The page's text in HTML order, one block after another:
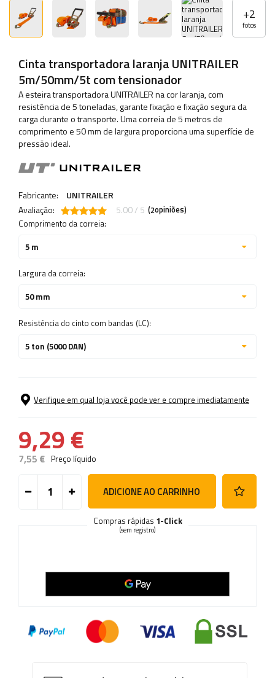
+2
fotos
Cinta transportadora laranja UNITRAILER
5m/50mm/5t com tensionador
A esteira transportadora UNITRAILER na cor laranja, com
resistência de 5 toneladas, garante fixação e fixação segura da
carga durante o transporte. Uma correia de 5 metros de
comprimento e 50 mm de largura proporciona uma superfície de
pressão ideal.
Fabricante:
UNITRAILER
Avaliação:
5.00 / 5 (2opiniões)
Comprimento da correia:
5 m
Largura da correia:
50 mm
Resistência do cinto com bandas (LC):
5 ton (5000 DAN)
Verifique em qual loja você pode ver e compre imediatamente
9,29 €
7,55 € Preço líquido
ADICIONE AO CARRINHO
Compras rápidas 1-Click
(sem registro)